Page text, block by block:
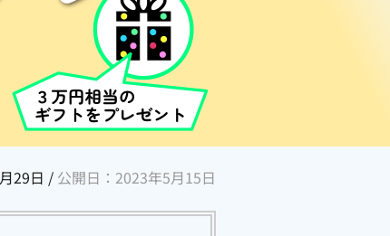
はじめられます。
サブスクの無料体験はこちら
企業に必要なメンタルヘルス対策サービスを
相談窓口アウトソーシング「MeIT」
29日 / 公開日：2023年5月15日